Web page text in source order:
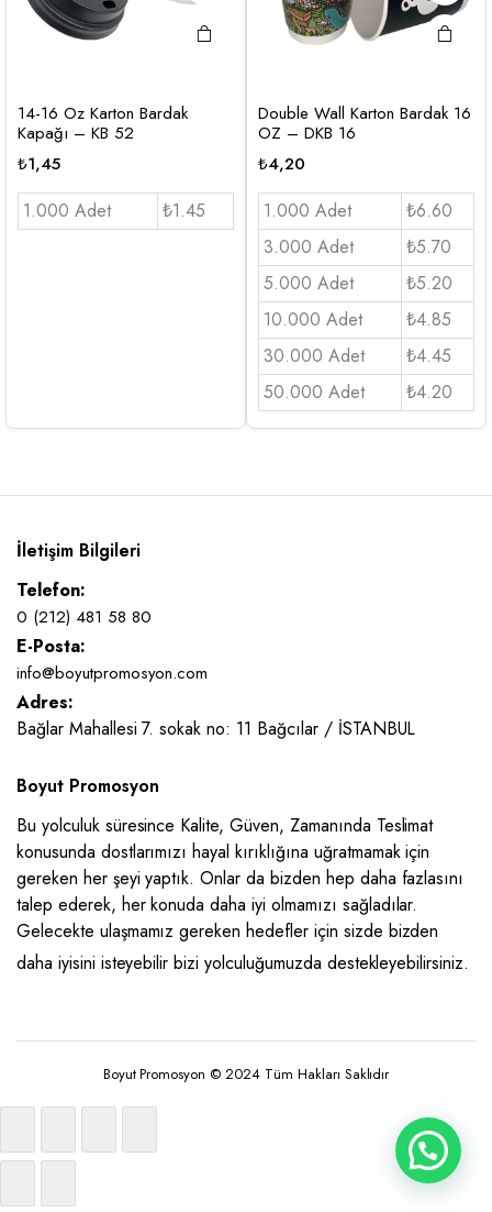
14-16 Oz Karton Bardak
Kapağı – KB 52
₺1,45
1.000 Adet ₺1.45
Double Wall Karton Bardak 16
OZ – DKB 16
₺4,20
1.000 Adet
₺6.60
3.000 Adet
₺5.70
5.000 Adet
₺5.20
10.000 Adet
₺4.85
30.000 Adet
₺4.45
50.000 Adet
₺4.20
İletişim Bilgileri
Telefon:
0 (212) 481 58 80
E-Posta:
info@boyutpromosyon.com
Adres:
Bağlar Mahallesi 7. sokak no: 11 Bağcılar / İSTANBUL
Boyut Promosyon
Bu yolculuk süresince Kalite, Güven, Zamanında Teslimat
konusunda dostlarımızı hayal kırıklığına uğratmamak için
gereken her şeyi yaptık. Onlar da bizden hep daha fazlasını
talep ederek, her konuda daha iyi olmamızı sağladılar.
Gelecekte ulaşmamız gereken hedefler için sizde bizden
daha iyisini isteyebilir bizi yolculuğumuzda destekleyebilirsiniz.
Boyut Promosyon © 2024 Tüm Hakları Saklıdır